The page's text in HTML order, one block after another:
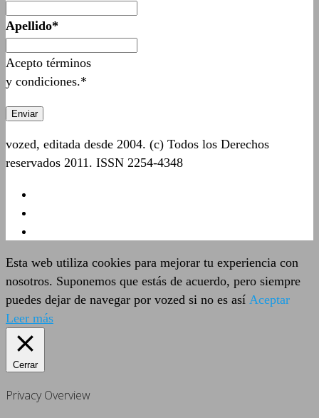
Apellido*
Acepto términos
y condiciones.*
vozed, editada desde 2004. (c) Todos los Derechos
reservados 2011. ISSN 2254-4348
Esta web utiliza cookies para mejorar tu experiencia con
nosotros. Suponemos que estás de acuerdo, pero siempre
puedes dejar de navegar por vozed si no es así Aceptar
Leer más
Cerrar
Privacy Overview